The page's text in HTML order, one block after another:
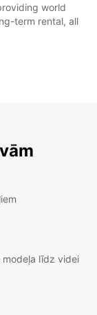
world
term rental, all
līdz videi